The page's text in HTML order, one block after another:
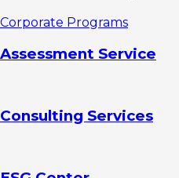
Driven
Making
pertanyaan
Corporate Programs
Assessment Service
Consulting Services